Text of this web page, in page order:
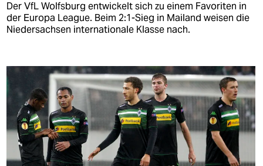
Der VfL Wolfsburg entwickelt sich zu einem Favoriten in
der Europa League. Beim 2:1-Sieg in Mailand weisen die
Niedersachsen internationale Klasse nach.